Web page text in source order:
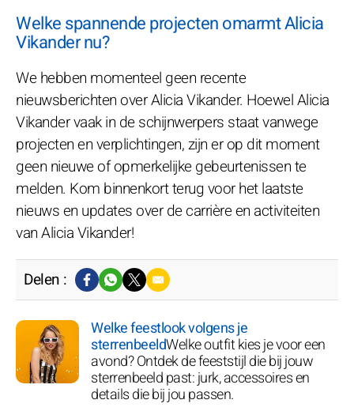
Welke spannende projecten omarmt Alicia
Vikander nu?
We hebben momenteel geen recente
nieuwsberichten over Alicia Vikander. Hoewel Alicia
Vikander vaak in de schijnwerpers staat vanwege
projecten en verplichtingen, zijn er op dit moment
geen nieuwe of opmerkelijke gebeurtenissen te
melden. Kom binnenkort terug voor het laatste
nieuws en updates over de carrière en activiteiten
van Alicia Vikander!
Delen :
Welke feestlook volgens je
sterrenbeeldWelke outfit kies je voor een
avond? Ontdek de feeststijl die bij jouw
sterrenbeeld past: jurk, accessoires en
details die bij jou passen.